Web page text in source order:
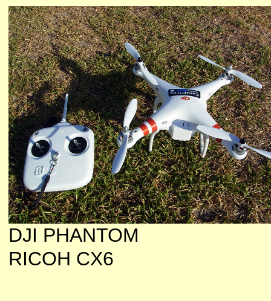
DJI PHANTOM
RICOH CX6